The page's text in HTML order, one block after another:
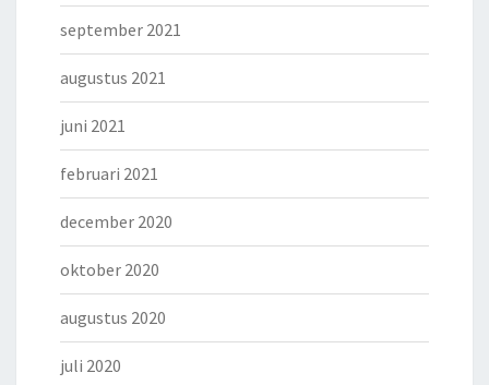
september 2021
augustus 2021
juni 2021
februari 2021
december 2020
oktober 2020
augustus 2020
juli 2020